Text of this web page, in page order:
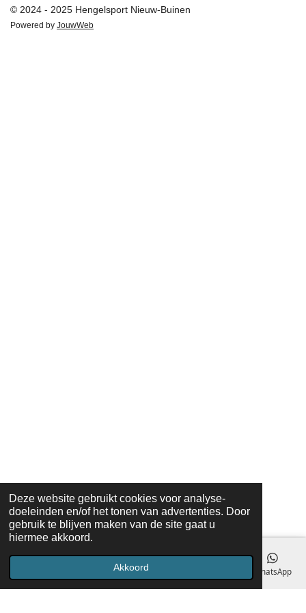
Deze website gebruikt cookies voor analyse-
doeleinden en/of het tonen van advertenties. Door
gebruik te blijven maken van de site gaat u
hiermee akkoord.
Akkoord
© 2024 - 2025 Hengelsport Nieuw-Buinen
Powered by JouwWeb
Telefoonnummer WhatsApp